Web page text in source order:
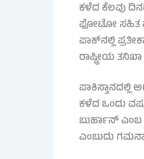
ಕಳೆದ ಕೆಲವು
ಫೋಟೋ ಸಹಿತ
ಪಾಕ್‌ನಲ್ಲಿ
ರಾಷ್ಟ್ರೀಯ
ಪಾಕಿಸ್ತಾನದಲ್ಲಿ
ಕಳೆದ ಒಂದು
ಬುರ್ಹಾನ್ ಎಂಬ
ಎಂಬುದು